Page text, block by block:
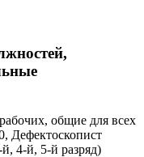
общие для всех
Дефектоскопист
4-й, 5-й разряд)